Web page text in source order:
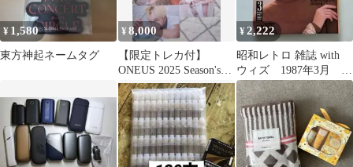
¥ 1,580
東方神起ネームタグ
¥8,000
【限定トレカ付】
ONEUS 2025 Season's
Greetings
¥2,222
昭和レトロ 雑誌 with
ウィズ 1987年3月 希
少